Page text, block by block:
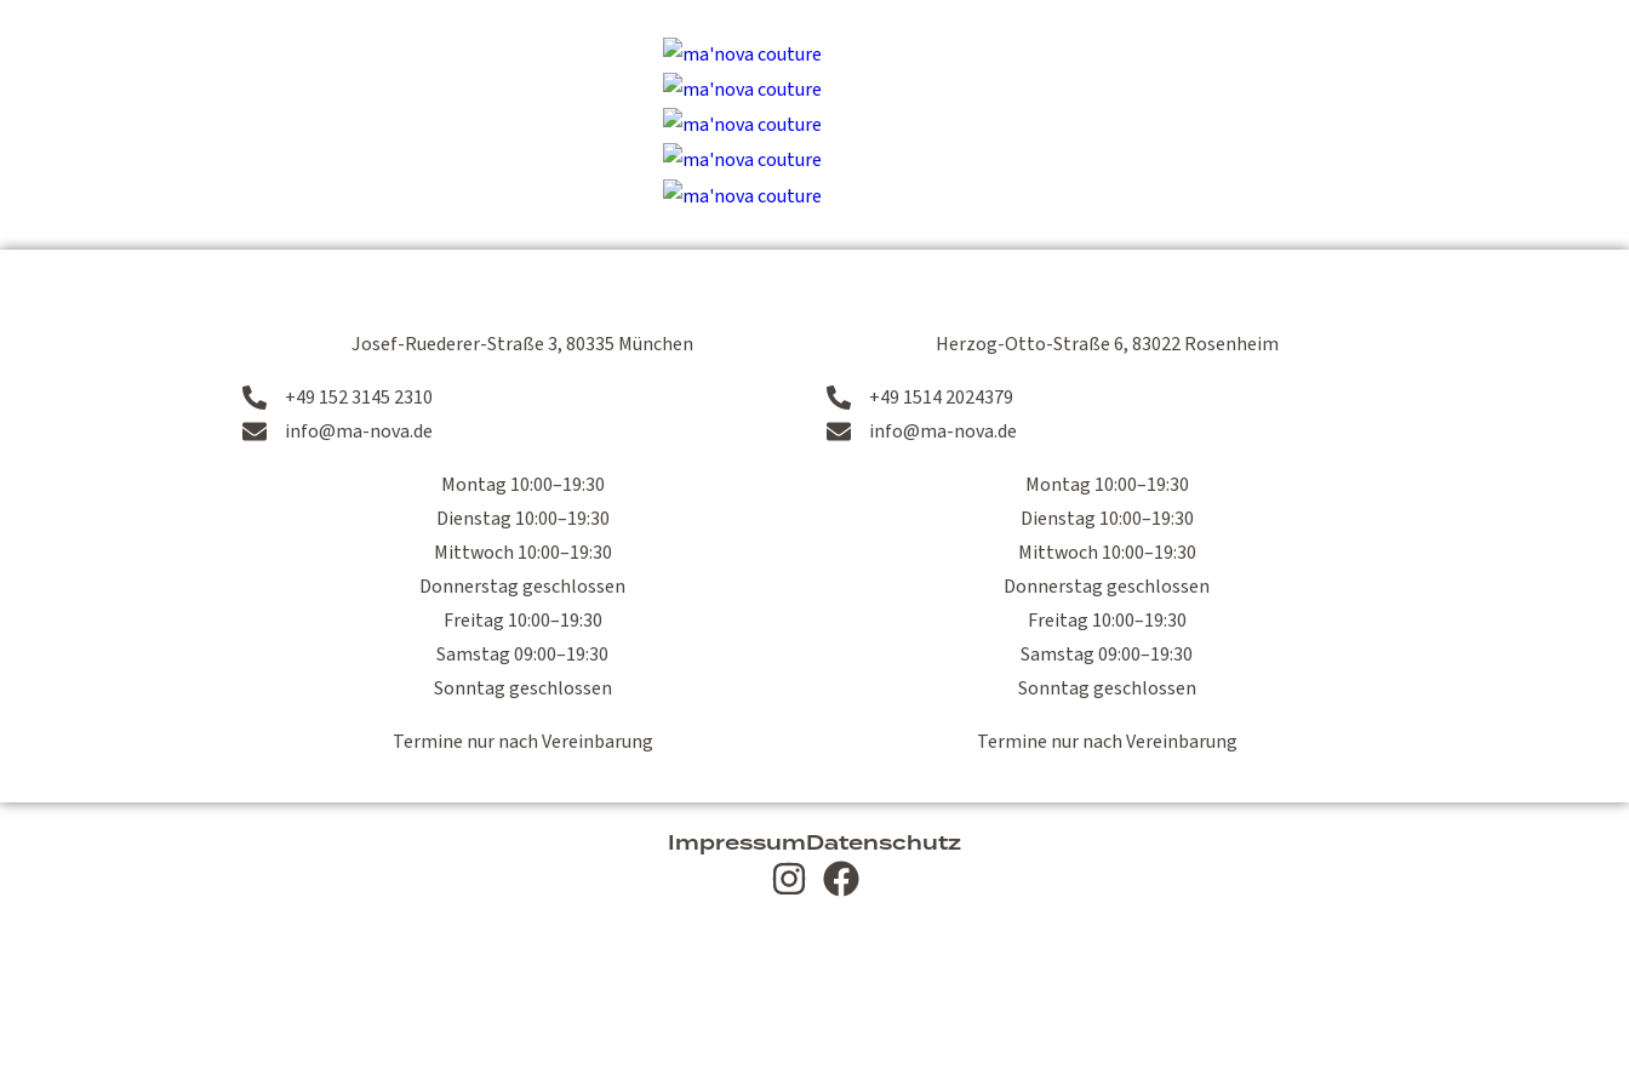
Josef-Ruederer-Straße 3, 80335 München
+49 152 3145 2310
info@ma-nova.de
Montag 10:00–19:30
Dienstag 10:00–19:30
Mittwoch 10:00–19:30
Donnerstag geschlossen
Freitag 10:00–19:30
Samstag 09:00–19:30
Sonntag geschlossen
Termine nur nach Vereinbarung
Herzog-Otto-Straße 6, 83022 Rosenheim
+49 1514 2024379
info@ma-nova.de
Montag 10:00–19:30
Dienstag 10:00–19:30
Mittwoch 10:00–19:30
Donnerstag geschlossen
Freitag 10:00–19:30
Samstag 09:00–19:30
Sonntag geschlossen
Termine nur nach Vereinbarung
ImpressumDatenschutz